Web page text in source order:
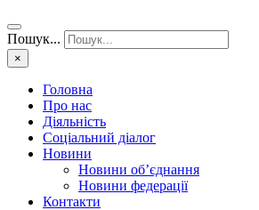
Пошук...
×
Головна
Про нас
Діяльність
Соціальний діалог
Новини
Новини об’єднання
Новини федерації
Контакти